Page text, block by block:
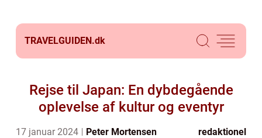
TRAVELGUIDEN.dk
Rejse til Japan: En dybdegående
oplevelse af kultur og eventyr
17 januar 2024 Peter Mortensen redaktionel